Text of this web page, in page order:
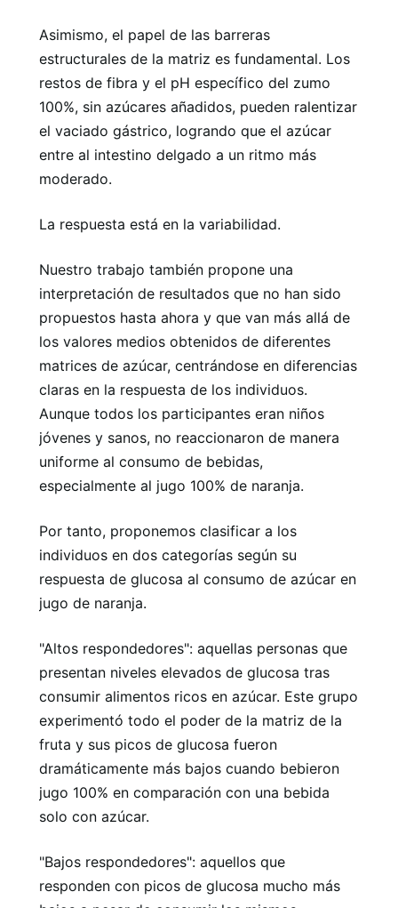
Asimismo, el papel de las barreras
estructurales de la matriz es fundamental. Los
restos de fibra y el pH específico del zumo
100%, sin azúcares añadidos, pueden ralentizar
el vaciado gástrico, logrando que el azúcar
entre al intestino delgado a un ritmo más
moderado.
La respuesta está en la variabilidad.
Nuestro trabajo también propone una
interpretación de resultados que no han sido
propuestos hasta ahora y que van más allá de
los valores medios obtenidos de diferentes
matrices de azúcar, centrándose en diferencias
claras en la respuesta de los individuos.
Aunque todos los participantes eran niños
jóvenes y sanos, no reaccionaron de manera
uniforme al consumo de bebidas,
especialmente al jugo 100% de naranja.
Por tanto, proponemos clasificar a los
individuos en dos categorías según su
respuesta de glucosa al consumo de azúcar en
jugo de naranja.
"Altos respondedores": aquellas personas que
presentan niveles elevados de glucosa tras
consumir alimentos ricos en azúcar. Este grupo
experimentó todo el poder de la matriz de la
fruta y sus picos de glucosa fueron
dramáticamente más bajos cuando bebieron
jugo 100% en comparación con una bebida
solo con azúcar.
"Bajos respondedores": aquellos que
responden con picos de glucosa mucho más